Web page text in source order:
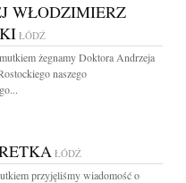
WŁODZIMIERZ
ŁÓDŹ
żegnamy Doktora Andrzeja
naszego
ŁÓDŹ
przyjęliśmy wiadomość o